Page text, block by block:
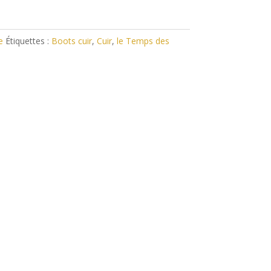
Étiquettes : Boots cuir, Cuir, le Temps des